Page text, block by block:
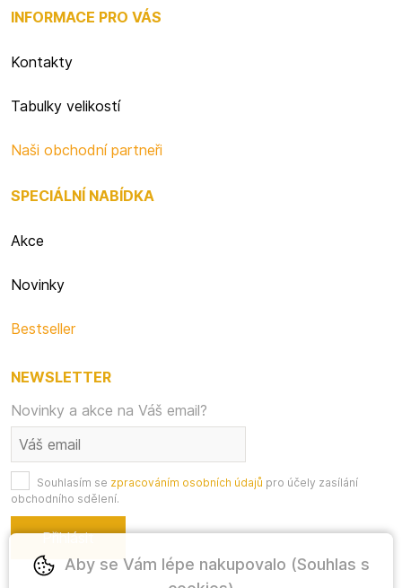
INFORMACE PRO VÁS
Kontakty
Tabulky velikostí
Naši obchodní partneři
SPECIÁLNÍ NABÍDKA
Akce
Novinky
Bestseller
NEWSLETTER
Novinky a akce na Váš email?
Souhlasím se zpracováním osobních údajů pro účely zasílání
obchodního sdělení.
Aby se Vám lépe nakupovalo (Souhlas s